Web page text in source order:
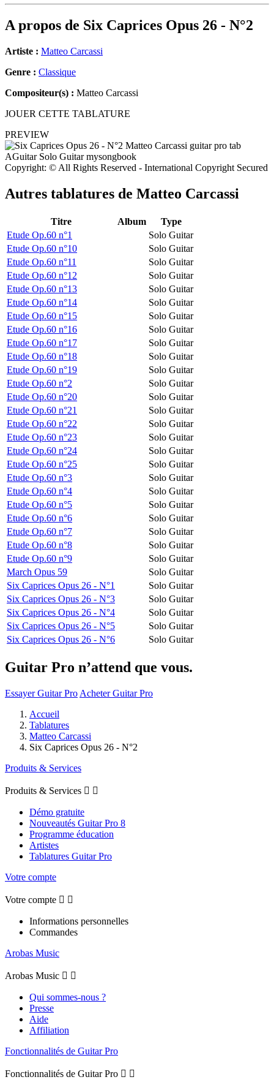
A propos de Six Caprices Opus 26 - N°2
Artiste : Matteo Carcassi
Genre : Classique
Compositeur(s) : Matteo Carcassi
JOUER CETTE TABLATURE
PREVIEW
Copyright: © All Rights Reserved - International Copyright Secured
Autres tablatures de Matteo Carcassi
Titre Album
Type
Etude Op.60 n°1
Solo Guitar
Etude Op.60 n°10
Solo Guitar
Etude Op.60 n°11
Solo Guitar
Etude Op.60 n°12
Solo Guitar
Etude Op.60 n°13
Solo Guitar
Etude Op.60 n°14
Solo Guitar
Etude Op.60 n°15
Solo Guitar
Etude Op.60 n°16
Solo Guitar
Etude Op.60 n°17
Solo Guitar
Etude Op.60 n°18
Solo Guitar
Etude Op.60 n°19
Solo Guitar
Etude Op.60 n°2
Solo Guitar
Etude Op.60 n°20
Solo Guitar
Etude Op.60 n°21
Solo Guitar
Etude Op.60 n°22
Solo Guitar
Etude Op.60 n°23
Solo Guitar
Etude Op.60 n°24
Solo Guitar
Etude Op.60 n°25
Solo Guitar
Etude Op.60 n°3
Solo Guitar
Etude Op.60 n°4
Solo Guitar
Etude Op.60 n°5
Solo Guitar
Etude Op.60 n°6
Solo Guitar
Etude Op.60 n°7
Solo Guitar
Etude Op.60 n°8
Solo Guitar
Etude Op.60 n°9
Solo Guitar
March Opus 59
Solo Guitar
Six Caprices Opus 26 - N°1
Solo Guitar
Six Caprices Opus 26 - N°3
Solo Guitar
Six Caprices Opus 26 - N°4
Solo Guitar
Six Caprices Opus 26 - N°5
Solo Guitar
Six Caprices Opus 26 - N°6
Solo Guitar
Guitar Pro n’attend que vous.
Essayer Guitar Pro Acheter Guitar Pro
Accueil
Tablatures
Matteo Carcassi
Six Caprices Opus 26 - N°2
Produits & Services
Produits & Services  
Démo gratuite
Nouveautés Guitar Pro 8
Programme éducation
Artistes
Tablatures Guitar Pro
Votre compte
Votre compte  
Informations personnelles
Commandes
Arobas Music
Arobas Music  
Qui sommes-nous ?
Presse
Aide
Affiliation
Fonctionnalités de Guitar Pro
Fonctionnalités de Guitar Pro  